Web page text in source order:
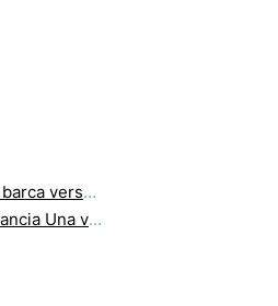
Palazzi
A Change